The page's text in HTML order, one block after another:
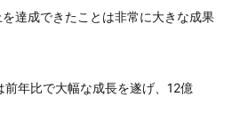
達成できたことは非常に大きな成果
前年比で大幅な成長を遂げ、12億